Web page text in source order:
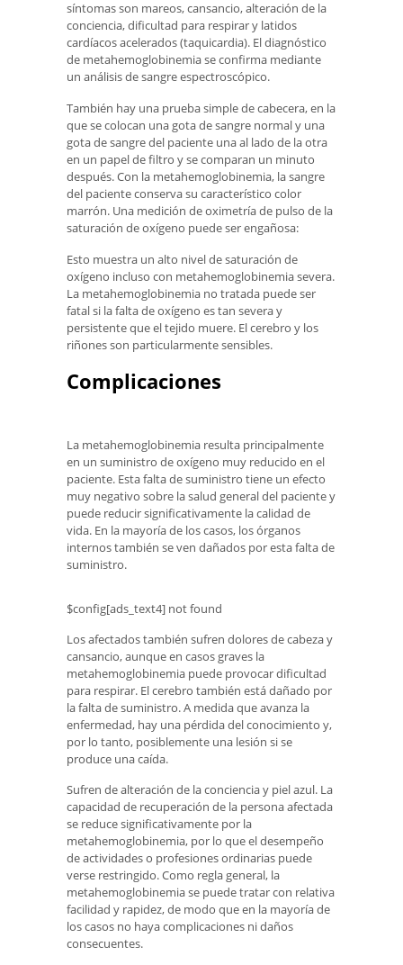
síntomas son mareos, cansancio, alteración de la
conciencia, dificultad para respirar y latidos
cardíacos acelerados (taquicardia). El diagnóstico
de metahemoglobinemia se confirma mediante
un análisis de sangre espectroscópico.
También hay una prueba simple de cabecera, en la
que se colocan una gota de sangre normal y una
gota de sangre del paciente una al lado de la otra
en un papel de filtro y se comparan un minuto
después. Con la metahemoglobinemia, la sangre
del paciente conserva su característico color
marrón. Una medición de oximetría de pulso de la
saturación de oxígeno puede ser engañosa:
Esto muestra un alto nivel de saturación de
oxígeno incluso con metahemoglobinemia severa.
La metahemoglobinemia no tratada puede ser
fatal si la falta de oxígeno es tan severa y
persistente que el tejido muere. El cerebro y los
riñones son particularmente sensibles.
Complicaciones
La metahemoglobinemia resulta principalmente
en un suministro de oxígeno muy reducido en el
paciente. Esta falta de suministro tiene un efecto
muy negativo sobre la salud general del paciente y
puede reducir significativamente la calidad de
vida. En la mayoría de los casos, los órganos
internos también se ven dañados por esta falta de
suministro.
$config[ads_text4] not found
Los afectados también sufren dolores de cabeza y
cansancio, aunque en casos graves la
metahemoglobinemia puede provocar dificultad
para respirar. El cerebro también está dañado por
la falta de suministro. A medida que avanza la
enfermedad, hay una pérdida del conocimiento y,
por lo tanto, posiblemente una lesión si se
produce una caída.
Sufren de alteración de la conciencia y piel azul. La
capacidad de recuperación de la persona afectada
se reduce significativamente por la
metahemoglobinemia, por lo que el desempeño
de actividades o profesiones ordinarias puede
verse restringido. Como regla general, la
metahemoglobinemia se puede tratar con relativa
facilidad y rapidez, de modo que en la mayoría de
los casos no haya complicaciones ni daños
consecuentes.